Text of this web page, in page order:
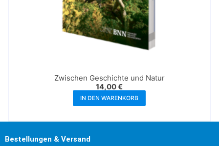
Zwischen Geschichte und Natur
14,00€
IN DEN WARENKORB
Bestellungen & Versand